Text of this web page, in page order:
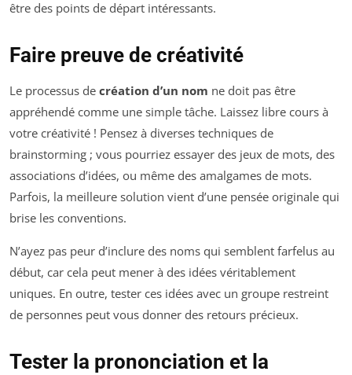
être des points de départ intéressants.
Faire preuve de créativité
Le processus de création d’un nom ne doit pas être
appréhendé comme une simple tâche. Laissez libre cours à
votre créativité ! Pensez à diverses techniques de
brainstorming ; vous pourriez essayer des jeux de mots, des
associations d’idées, ou même des amalgames de mots.
Parfois, la meilleure solution vient d’une pensée originale qui
brise les conventions.
N’ayez pas peur d’inclure des noms qui semblent farfelus au
début, car cela peut mener à des idées véritablement
uniques. En outre, tester ces idées avec un groupe restreint
de personnes peut vous donner des retours précieux.
Tester la prononciation et la